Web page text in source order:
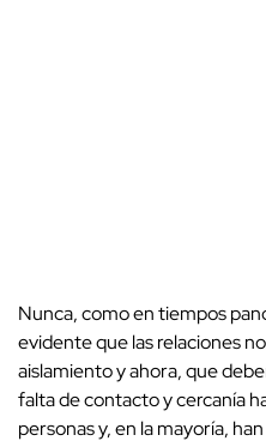
Nunca, como en tiempos
evidente que las relaciones
aislamiento y ahora, que
falta de contacto y cercanía
personas y, en la mayoría,